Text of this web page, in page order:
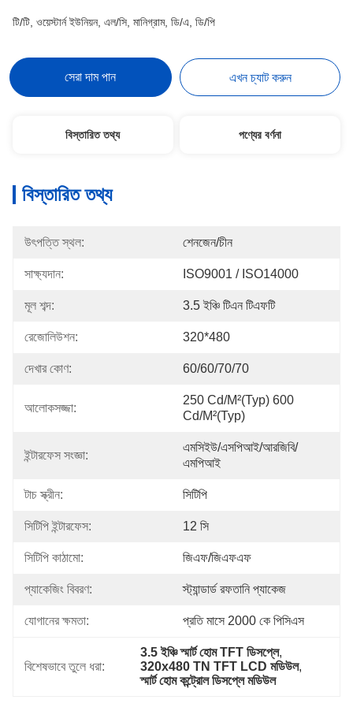
টি/টি, ওয়েস্টার্ন ইউনিয়ন, এল/সি, মানিগ্রাম, ডি/এ, ডি/পি
সেরা দাম পান এখন চ্যাট করুন
বিস্তারিত তথ্য পণ্যের বর্ণনা
বিস্তারিত তথ্য
উৎপত্তি স্থল: শেনজেন/চীন
সাক্ষ্যদান: ISO9001 / ISO14000
মূল শব্দ: 3.5 ইঞ্চি টিএন টিএফটি
রেজোলিউশন: 320*480
দেখার কোণ: 60/60/70/70
আলোকসজ্জা:
250 Cd/m²(Typ) 600
Cd/m²(Typ)
ইন্টারফেস সংজ্ঞা:
এমসিইউ/এসপিআই/আরজিবি/
এমপিআই
টাচ স্ক্রীন: সিটিপি
সিটিপি ইন্টারফেস: 12 সি
সিটিপি কাঠামো: জিএফ/জিএফএফ
প্যাকেজিং বিবরণ: স্ট্যান্ডার্ড রফতানি প্যাকেজ
যোগানের ক্ষমতা: প্রতি মাসে 2000 কে পিসিএস
বিশেষভাবে তুলে ধরা:
3.5 ইঞ্চি স্মার্ট হোম TFT ডিসপ্লে,
320x480 TN TFT LCD মডিউল,
স্মার্ট হোম কন্ট্রোল ডিসপ্লে মডিউল